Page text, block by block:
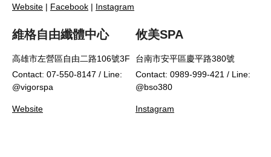
Website | Facebook | Instagram
維格自由纖體中心
高雄市左營區自由二路106號3F
Contact: 07-550-8147 / Line:
@vigorspa
Website
攸美SPA
台南市安平區慶平路380號
Contact: 0989-999-421 / Line:
@bso380
Instagram